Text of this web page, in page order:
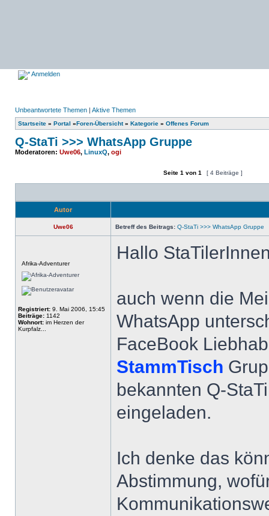
Anmelden
Unbeantwortete Themen | Aktive Themen
Startseite » Portal »Foren-Übersicht» Kategorie » Offenes Forum
Q-StaTi >>> WhatsApp Gruppe
Moderatoren: Uwe06, LinuxQ, ogi
Ein neues Thema erstellenAuf das Thema antworten
Seite 1 von 1 [ 4 Beiträge ]
Autor
Uwe06 Betreff des Beitrags: Q-StaTi >>> WhatsApp Gruppe
Afrika-Adventurer
Registriert: 9. Mai 2006, 15:45
Beiträge: 1142
Wohnort: im Herzen der
Kurpfalz...
Hallo
auch wenn die
WhatsApp
FaceBook
StammTisch
bekannten Q-
eingeladen.
Ich denke das
Abstimmung,